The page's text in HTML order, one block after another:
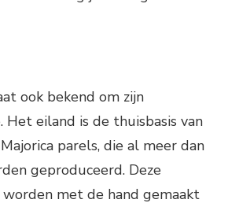
ook bekend om zijn
Het eiland is de thuisbasis van
parels, die al meer dan
geproduceerd. Deze
met de hand gemaakt